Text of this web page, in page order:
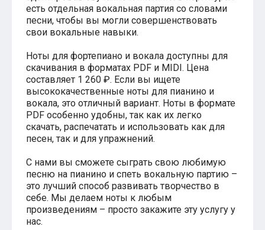
Сумерки
Величайший шоумен
Звездные войны
Ромео и Джульетта (1968)
Бумер
Аладдин (2019)
Король лев (2019)
Брат-2
Властелин колец: Братство Кольца
Гордость и предубеждение
Классическая музыка
Времена года - Вивальди
Времена года - Чайковский
Сонаты Бетховена
Ноты для вальса
Из мультфильмов
Король лев
Холодное сердце
есть отдельная вокальная партия со словами
песни, чтобы вы могли совершенствовать
свои вокальные навыки.
Ноты для фортепиано и вокала доступны для
скачивания в форматах PDF и MIDI. Цена
составляет 1 260 ₽. Если вы ищете
высококачественные ноты для пианино и
вокала, это отличный вариант. Ноты в формате
PDF особенно удобны, так как их легко
скачать, распечатать и использовать как для
песен, так и для упражнений.
С нами вы сможете сыграть свою любимую
песню на пианино и спеть вокальную партию –
это лучший способ развивать творчество в
себе. Мы делаем ноты к любым
произведениям – просто закажите эту услугу у
нас.